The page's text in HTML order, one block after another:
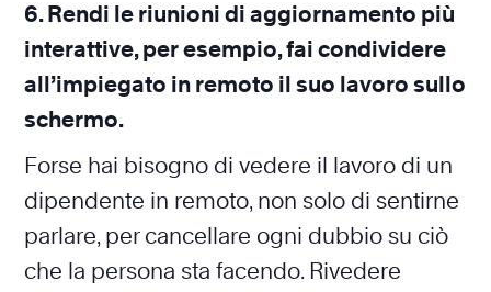
6. Rendi le riunioni di aggiornamento più
interattive, per esempio, fai condividere
all’impiegato in remoto il suo lavoro sullo
schermo.
Forse hai bisogno di vedere il lavoro di un
dipendente in remoto, non solo di sentirne
parlare, per cancellare ogni dubbio su ciò
che la persona sta facendo. Rivedere